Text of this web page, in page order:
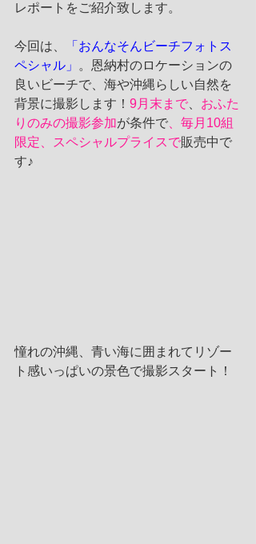
レポートをご紹介致します。
今回は、
「おんなそんビーチフォトス
ペシャル」
。恩納村のロケーションの
良いビーチで、海や沖縄らしい自然を
背景に撮影します！ 9月末まで
おふた
りのみの撮影参加が条件で 、毎月10組
限定、スペシャルプライスで販売中で
す♪
憧れの沖縄、青い海に囲まれてリゾー
ト感いっぱいの景色で撮影スタート！